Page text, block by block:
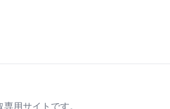
用サイトです。